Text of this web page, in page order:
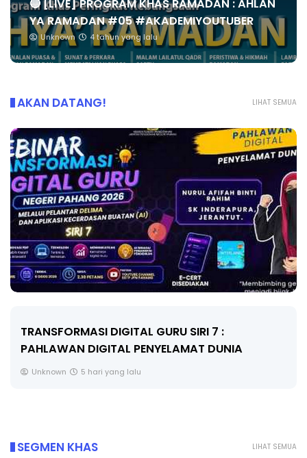
🔴 [LIVE] PROGRAM KHAS RAMADAN : AHLAN
YA RAMADAN #05 #AKADEMIYOUTUBER
Unknown 4 tahun yang lalu
LIHAT SEMUA
AKAN DATANG!
MAJLIS ANUGERAH FFK (FESTIVAL LENSA
PENDIDIKAN - FLeP) 2026
Unknown 6 hari yang lalu
LIHAT SEMUA
SEGMEN KHAS